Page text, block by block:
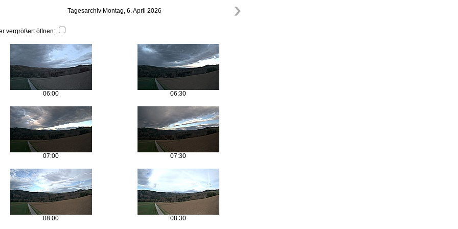
Tagesarchiv Montag, 6. April 2026
vergrößert öffnen:
06:00 06:30
07:00 07:30
08:00 08:30